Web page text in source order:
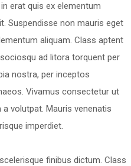
erat quis ex elementum
Suspendisse non mauris eget
aliquam. Class aptent
ad litora torquent per
nostra, per inceptos
Vivamus consectetur ut
a volutpat. Mauris venenatis
imperdiet.
finibus dictum. Class